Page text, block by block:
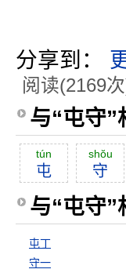
分享到：
阅读(2169
与“屯守”
tún
屯
shŏu
守
与“屯守”
屯丁
守一